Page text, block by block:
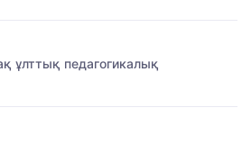
ұлттық педагогикалық